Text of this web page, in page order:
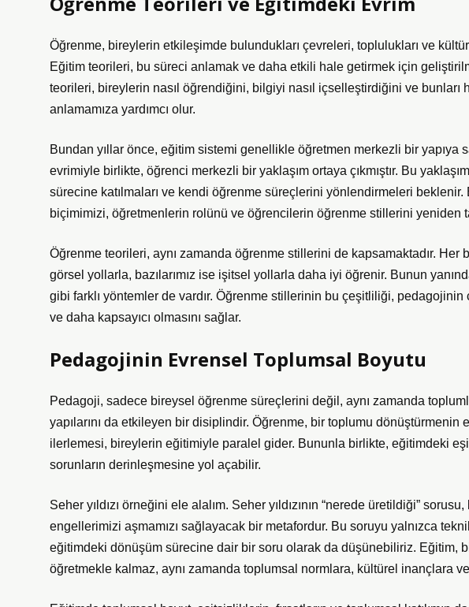
Öğrenme, bireylerin etkileşimde bulundukları çevreleri, toplulukları ve
Eğitim teorileri, bu süreci anlamak ve daha etkili hale getirmek için
teorileri, bireylerin nasıl öğrendiğini, bilgiyi nasıl içselleştirdiğini ve bunları
anlamamıza yardımcı olur.
Bundan yıllar önce, eğitim sistemi genellikle öğretmen merkezli bir yapıya
evrimiyle birlikte, öğrenci merkezli bir yaklaşım ortaya çıkmıştır. Bu
sürecine katılmaları ve kendi öğrenme süreçlerini yönlendirmeleri
biçimimizi, öğretmenlerin rolünü ve öğrencilerin öğrenme stillerini yeniden
Öğrenme teorileri, aynı zamanda öğrenme stillerini de kapsamaktadır. Her
görsel yollarla, bazılarımız ise işitsel yollarla daha iyi öğrenir. Bunun
gibi farklı yöntemler de vardır. Öğrenme stillerinin bu çeşitliliği, pedagojinin
ve daha kapsayıcı olmasını sağlar.
Pedagojinin Evrensel Toplumsal Boyutu
Pedagoji, sadece bireysel öğrenme süreçlerini değil, aynı zamanda
yapılarını da etkileyen bir disiplindir. Öğrenme, bir toplumu dönüştürmenin
ilerlemesi, bireylerin eğitimiyle paralel gider. Bununla birlikte, eğitimdeki
sorunların derinleşmesine yol açabilir.
Seher yıldızı örneğini ele alalım. Seher yıldızının “nerede üretildiği”
engellerimizi aşmamızı sağlayacak bir metafordur. Bu soruyu yalnızca
eğitimdeki dönüşüm sürecine dair bir soru olarak da düşünebiliriz. Eğitim,
öğretmekle kalmaz, aynı zamanda toplumsal normlara, kültürel inançlara